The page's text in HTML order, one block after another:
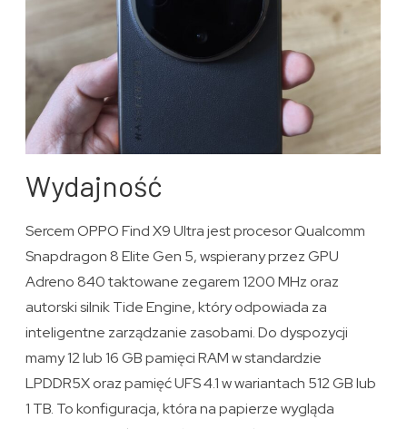
Wydajność
Sercem OPPO Find X9 Ultra jest procesor Qualcomm
Snapdragon 8 Elite Gen 5, wspierany przez GPU
Adreno 840 taktowane zegarem 1200 MHz oraz
autorski silnik Tide Engine, który odpowiada za
inteligentne zarządzanie zasobami. Do dyspozycji
mamy 12 lub 16 GB pamięci RAM w standardzie
LPDDR5X oraz pamięć UFS 4.1 w wariantach 512 GB lub
1 TB. To konfiguracja, która na papierze wygląda